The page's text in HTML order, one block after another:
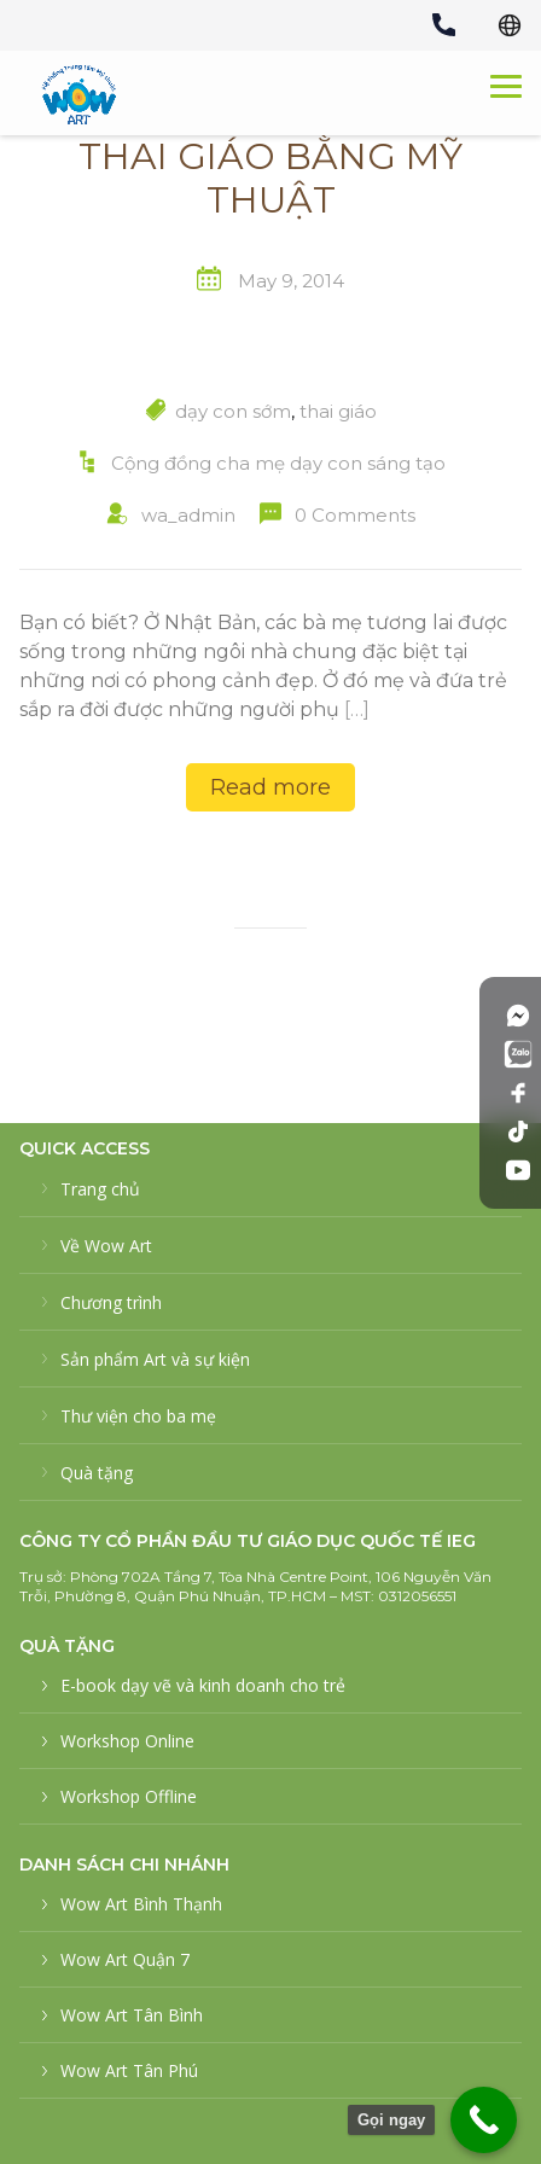
content
THAI GIÁO BẰNG MỸ
THUẬT
May 9, 2014
dạy con sớm, thai giáo
Cộng đồng cha mẹ dạy con sáng tạo
wa_admin 0 Comments
Bạn có biết? Ở Nhật Bản, các bà mẹ tương lai được
sống trong những ngôi nhà chung đặc biệt tại
những nơi có phong cảnh đẹp. Ở đó mẹ và đứa trẻ
sắp ra đời được những người phụ […]
Read more
QUICK ACCESS
Trang chủ
Về Wow Art
Chương trình
Sản phẩm Art và sự kiện
Thư viện cho ba mẹ
Quà tặng
CÔNG TY CỔ PHẦN ĐẦU TƯ GIÁO DỤC QUỐC TẾ IEG
Trụ sở: Phòng 702A Tầng 7, Tòa Nhà Centre Point, 106 Nguyễn Văn
Trỗi, Phường 8, Quận Phú Nhuận, TP.HCM – MST: 0312056551
QUÀ TẶNG
E-book dạy vẽ và kinh doanh cho trẻ
Workshop Online
Workshop Offline
DANH SÁCH CHI NHÁNH
Wow Art Bình Thạnh
Wow Art Quận 7
Wow Art Tân Bình
Wow Art Tân Phú
Gọi ngay